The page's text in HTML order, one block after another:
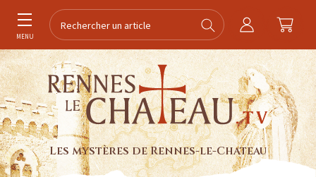
MENU
Les mystères de Rennes-le-Chateau